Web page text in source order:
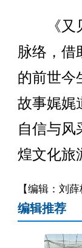
《又见
脉络，借
的前世今
故事娓娓
自信与风
煌文化旅
【编辑：刘薛
编辑推荐